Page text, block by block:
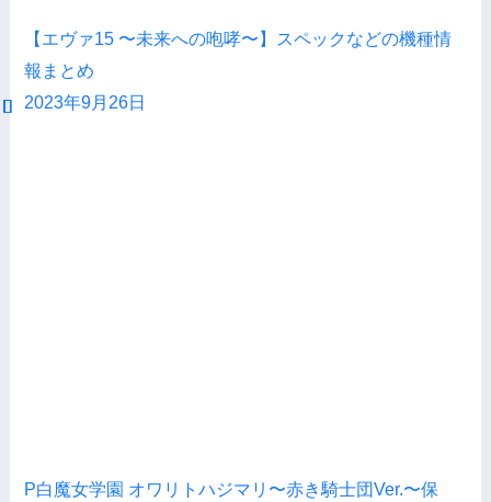
【エヴァ15 〜未来への咆哮〜】スペックなどの機種情
報まとめ
2023年9月26日
P白魔女学園 オワリトハジマリ〜赤き騎士団Ver.〜保